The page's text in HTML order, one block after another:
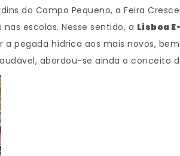
do Campo Pequeno, a Feira
escolas. Nesse sentido, a Lisboa
pegada hídrica aos mais novos,
abordou-se ainda o conceito